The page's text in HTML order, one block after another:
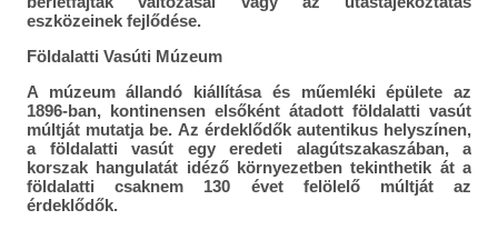
eszközeinek fejlődése.
Földalatti Vasúti Múzeum
A múzeum állandó kiállítása és műemléki épülete az
1896-ban, kontinensen elsőként átadott földalatti vasút
múltját mutatja be. Az érdeklődők autentikus helyszínen,
a földalatti vasút egy eredeti alagútszakaszában, a
korszak hangulatát idéző környezetben tekinthetik át a
földalatti csaknem 130 évet felölelő múltját az
érdeklődők.